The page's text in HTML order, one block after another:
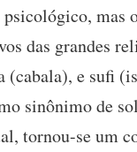
das grandes
e sufi
sinônimo de
tornou-se um